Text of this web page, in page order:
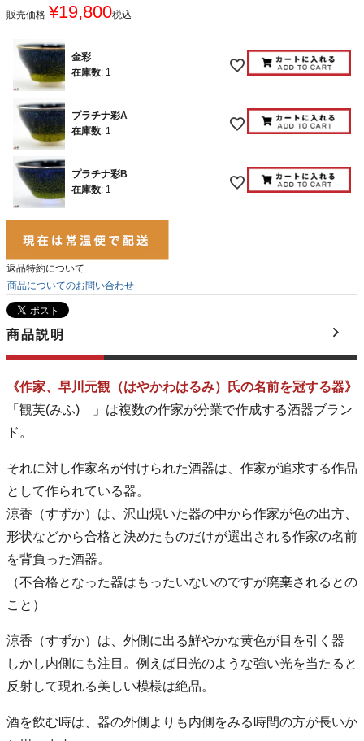
販売価格 ¥19,800税込
金彩
在庫数: 1
プラチナ彩A
在庫数: 1
プラチナ彩B
在庫数: 1
返品特約について
商品についてのお問い合わせ
商品説明
《作家、早川元観（はやかわはるみ）氏の名前を冠する器》
「観芙(みふ) 」は複数の作家が分業で作成する酒器ブラン
ド。
それに対し作家名が付けられた酒器は、作家が追求する作品
として作られている器。
涼香（すずか）は、沢山焼いた器の中から作家が色の出方、
形状などから合格と決めたものだけが選出される作家の名前
を背負った酒器。
（不合格となった器はもったいないのですが廃棄されるとの
こと）
涼香（すずか）は、外側に出る鮮やかな黄色が目を引く器
しかし内側にも注目。例えば日光のような強い光を当たると
反射して現れる美しい模様は絶品。
酒を飲む時は、器の外側よりも内側をみる時間の方が長いか